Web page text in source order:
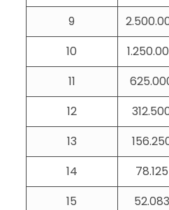
9
10
11
12
13
14
78.125
15
52.083